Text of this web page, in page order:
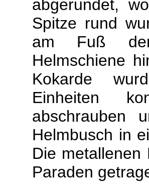
abgerundet,
Spitze rund
am Fuß
Helmschiene
Kokarde
Einheiten
abschrauben
Helmbusch in
Die metallenen
Paraden